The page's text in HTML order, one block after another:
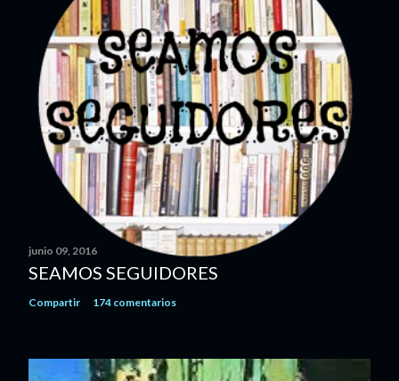
junio 09, 2016
SEAMOS SEGUIDORES
Compartir 174 comentarios